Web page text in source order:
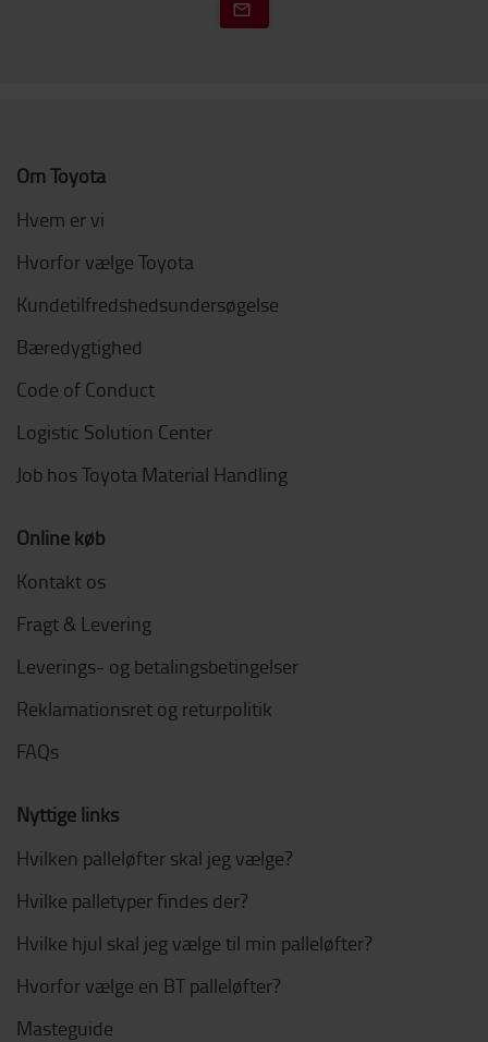
Om Toyota
Hvem er vi
Hvorfor vælge Toyota
Kundetilfredshedsundersøgelse
Bæredygtighed
Code of Conduct
Logistic Solution Center
Job hos Toyota Material Handling
Online køb
Kontakt os
Fragt & Levering
Leverings- og betalingsbetingelser
Reklamationsret og returpolitik
FAQs
Nyttige links
Hvilken palleløfter skal jeg vælge?
Hvilke palletyper findes der?
Hvilke hjul skal jeg vælge til min palleløfter?
Hvorfor vælge en BT palleløfter?
Masteguide